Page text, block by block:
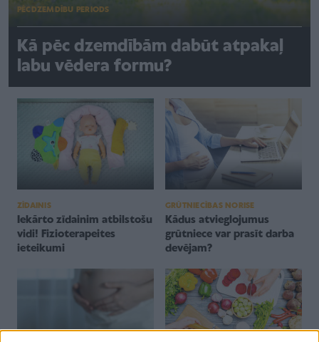
PĒCDZEMDĪBU PERIODS
Kā pēc dzemdībām dabūt atpakaļ
labu vēdera formu?
ZĪDAINIS
Iekārto zīdainim atbilstošu
vidi! Fizioterapeites
ieteikumi
GRŪTNIECĪBAS NORISE
Kādus atvieglojumus
grūtniece var prasīt darba
devējam?